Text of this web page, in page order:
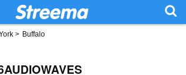
> Buffalo